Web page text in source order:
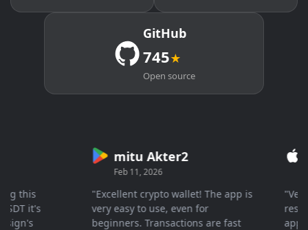
GitHub
745★
Open source
it's
mitu Akter2
Feb 11, 2026
"Excellent crypto wallet! The app is
very easy to use, even for
beginners. Transactions are fast
"Very